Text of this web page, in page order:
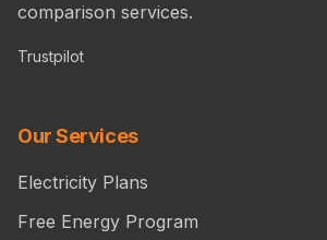
comparison services.
Trustpilot
Our Services
Electricity Plans
Free Energy Program